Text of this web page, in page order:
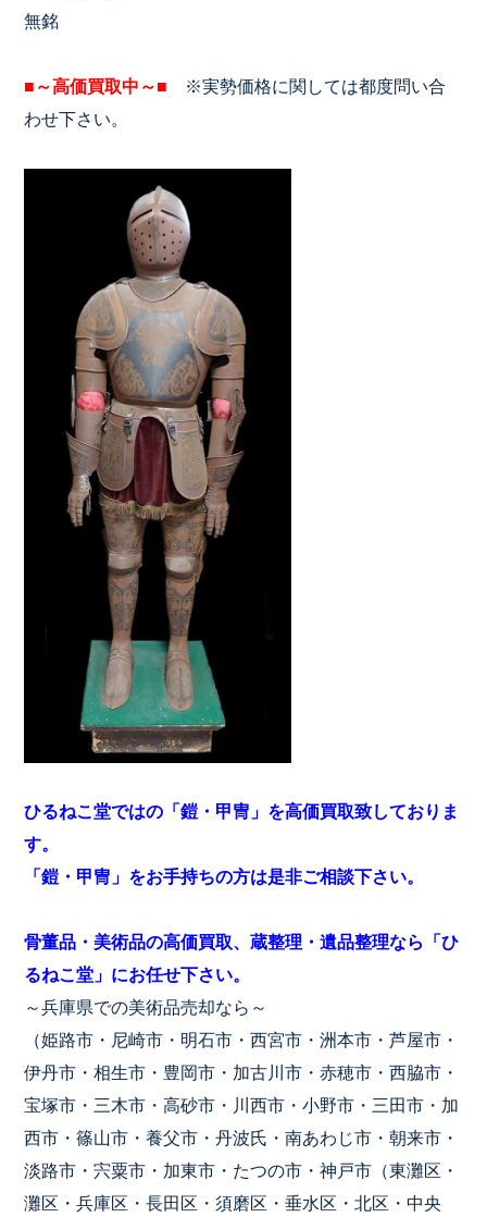
無銘
■ ～高価買取中～■ ※実勢価格に関しては都度問い合
わせ下さい。
ひるねこ堂ではの「鎧・甲冑」を高価買取致しておりま
す。
「鎧・甲冑」をお手持ちの方は是非ご相談下さい。
骨董品・美術品の高価買取、蔵整理・遺品整理なら「ひ
るねこ堂」にお任せ下さい。
～兵庫県での美術品売却なら～
（姫路市・尼崎市・明石市・西宮市・洲本市・芦屋市・
伊丹市・相生市・豊岡市・加古川市・赤穂市・西脇市・
宝塚市・三木市・高砂市・川西市・小野市・三田市・加
西市・篠山市・養父市・丹波氏・南あわじ市・朝来市・
淡路市・宍粟市・加東市・たつの市・神戸市（東灘区・
灘区・兵庫区・長田区・須磨区・垂水区・北区・中央